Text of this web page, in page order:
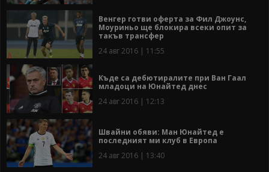
Венгер готви оферта за Фил Джоунс,
Моуриньо ще блокира всеки опит за
такъв трансфер
24 авг 2016 | 11:55
Къде са дебютиралите при Ван Гаал
младоци на Юнайтед днес
24 авг 2016 | 12:13
Швайни обяви: Ман Юнайтед е
последният ми клуб в Европа
24 авг 2016 | 13:40